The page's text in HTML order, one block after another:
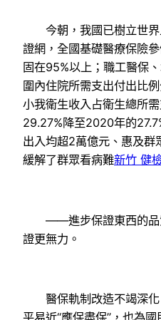
今朝，我國已樹立世界
證網，全國基礎醫療保險
固在95%以上；職工醫保
圍內住院所需支出付出比
小我衛生收入占衛生總所
29.27%降至2020年的
出入均超2萬億元、惠及
緩解了群眾看病難新竹 健
——進步保證東西的品
證更無力。
醫保軌制改造不竭深化